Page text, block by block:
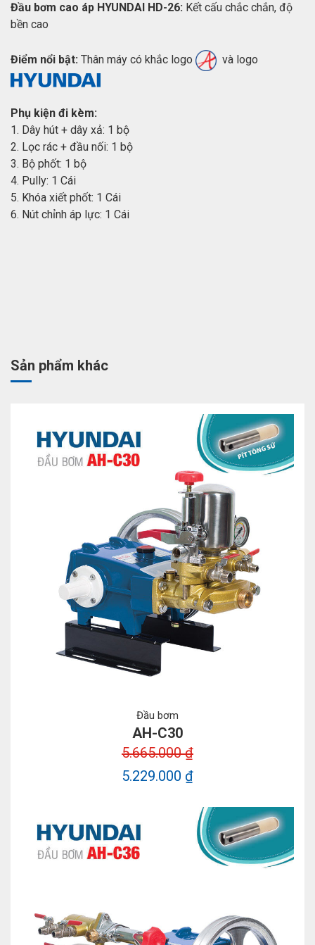
Đầu bơm cao áp HYUNDAI HD-26: Kết cấu chắc chắn, độ
bền cao
Điểm nổi bật: Thân máy có khắc logo và logo
Phụ kiện đi kèm:
1. Dây hút + dây xả: 1 bộ
2. Lọc rác + đầu nối: 1 bộ
3. Bộ phốt: 1 bộ
4. Pully: 1 Cái
5. Khóa xiết phốt: 1 Cái
6. Nút chỉnh áp lực: 1 Cái
Sản phẩm khác
Đầu bơm
AH-C30
5.665.000 ₫
5.229.000 ₫